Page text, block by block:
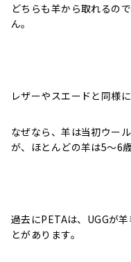
どちらも羊から取れるの
ん。
レザーやスエードと同様
なぜなら、羊は当初ウー
が、ほとんどの羊は5～6
過去にPETAは、UGGが
とがあります。